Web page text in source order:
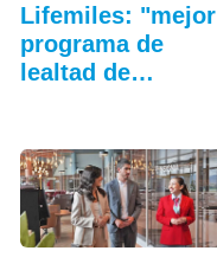
Lifemiles: "mejor
programa de
lealtad de